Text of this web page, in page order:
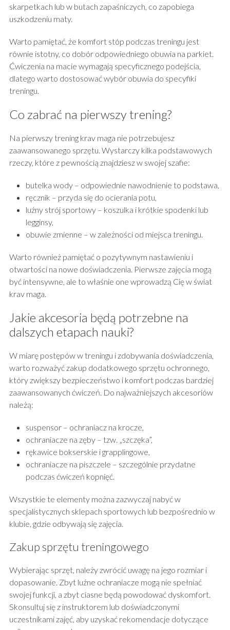
skarpetkach lub w butach zapaśniczych, co zapobiega
uszkodzeniu maty.
Warto pamiętać, że komfort stóp podczas treningu jest
równie istotny, co dobór odpowiedniego obuwia na parkiet.
Ćwiczenia na macie wymagają specyficznego podejścia,
dlatego warto dostosować wybór obuwia do specyfiki
treningu.
Co zabrać na pierwszy trening?
Na pierwszy trening krav maga nie potrzebujesz
zaawansowanego sprzętu. Wystarczy kilka podstawowych
rzeczy, które z pewnością znajdziesz w swojej szafie:
butelka wody – odpowiednie nawodnienie to podstawa,
ręcznik – przyda się do ocierania potu,
luźny strój sportowy – koszulka i krótkie spodenki lub
legginsy,
obuwie zmienne – w zależności od miejsca treningu.
Warto również pamiętać o pozytywnym nastawieniu i
otwartości na nowe doświadczenia. Pierwsze zajęcia mogą
być intensywne, ale to właśnie one wprowadzą Cię w świat
krav maga.
Jakie akcesoria będą potrzebne na
dalszych etapach nauki?
W miarę postępów w treningu i zdobywania doświadczenia,
warto rozważyć zakup dodatkowego sprzętu ochronnego,
który zwiększy bezpieczeństwo i komfort podczas bardziej
zaawansowanych ćwiczeń. Do najważniejszych akcesoriów
należą:
suspensor – ochraniacz na krocze,
ochraniacze na zęby – tzw. „szczęka”,
rękawice bokserskie i grapplingowe,
ochraniacze na piszczele – szczególnie przydatne
podczas ćwiczeń kopnięć.
Wszystkie te elementy można zazwyczaj nabyć w
specjalistycznych sklepach sportowych lub bezpośrednio w
klubie, gdzie odbywają się zajęcia.
Zakup sprzętu treningowego
Wybierając sprzęt, należy zwrócić uwagę na jego rozmiar i
dopasowanie. Zbyt luźne ochraniacze mogą nie spełniać
swojej funkcji, a zbyt ciasne będą powodować dyskomfort.
Skonsultuj się z instruktorem lub doświadczonymi
uczestnikami zajęć, aby uzyskać rekomendacje dotyczące